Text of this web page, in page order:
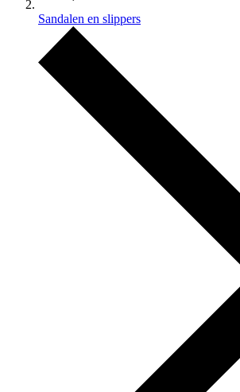
Sandalen en slippers